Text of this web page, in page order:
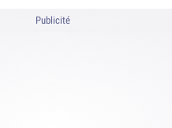
Publicité